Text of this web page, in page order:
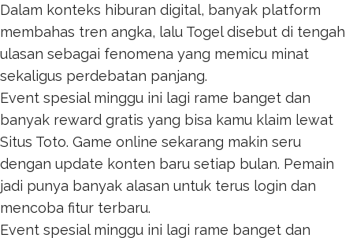
Dalam konteks hiburan digital, banyak platform
membahas tren angka, lalu Togeldisebut di tengah
ulasan sebagai fenomena yang memicu minat
sekaligus perdebatan panjang.
Event spesial minggu ini lagi rame banget dan
banyak reward gratis yang bisa kamu klaim lewat
Situs Toto. Game online sekarang makin seru
dengan update konten baru setiap bulan. Pemain
jadi punya banyak alasan untuk terus login dan
mencoba fitur terbaru.
Event spesial minggu ini lagi rame banget dan